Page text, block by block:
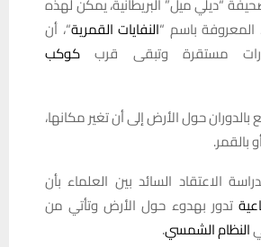
باسم “النفايات القمرية“، أن
مستقرة وتبقى قرب كوكب
حول الأرض إلى أن تغير مكانها،
بالقمر.
الاعتقاد السائد بين العلماء بأن
تدور بهدوء حول الأرض وتأتي من
النظام الشمسي.